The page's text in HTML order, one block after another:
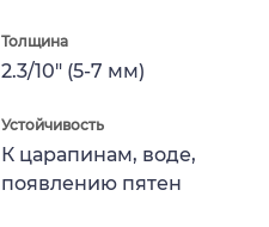
Толщина
2.3/10" (5-7 мм)
Устойчивость
К царапинам, воде,
появлению пятен